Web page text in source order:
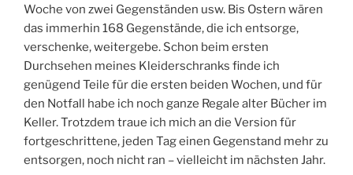
Woche von zwei Gegenständen usw. Bis Ostern wären
das immerhin 168 Gegenstände, die ich entsorge,
verschenke, weitergebe. Schon beim ersten
Durchsehen meines Kleiderschranks finde ich
genügend Teile für die ersten beiden Wochen, und für
den Notfall habe ich noch ganze Regale alter Bücher im
Keller. Trotzdem traue ich mich an die Version für
fortgeschrittene, jeden Tag einen Gegenstand mehr zu
entsorgen, noch nicht ran – vielleicht im nächsten Jahr.